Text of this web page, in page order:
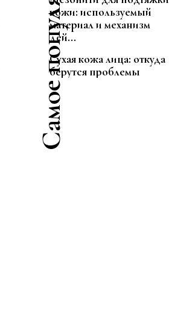
Самое популярное
кожи: используемый
материал и механизм
дей...
Сухая кожа лица: откуда
берутся проблемы